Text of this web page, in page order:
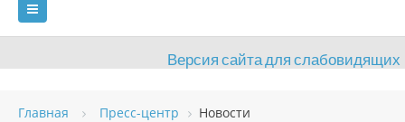
Версия сайта для слабовидящих
ГЛАВНАЯ
Главная Пресс-центр Новости